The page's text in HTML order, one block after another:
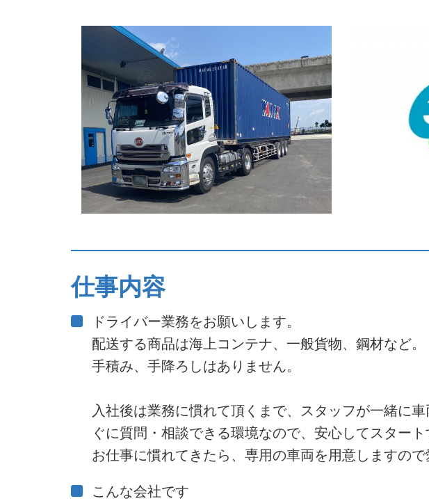
仕事内容
ドライバー業務をお願いします。
配送する商品は海上コンテナ、一般貨物、鋼材など。
手積み、手降ろしはありません。
入社後は業務に慣れて頂くまで、スタッフが一緒に
ぐに質問・相談できる環境なので、安心してスタート
お仕事に慣れてきたら、専用の車両を用意しますの
こんな会社です